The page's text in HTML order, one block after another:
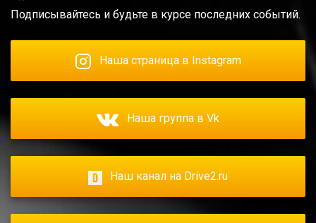
Подписывайтесь и будьте в курсе последних событий.
Наша страница в Instagram
Наша группа в Vk
Наш канал на Drive2.ru